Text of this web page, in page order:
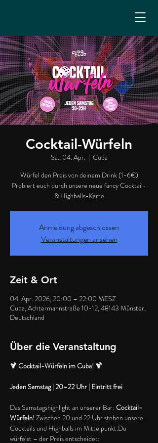
Cocktail-Würfeln
Sa., 04. Apr.
  |
Cuba
Würfel den Preis von deinem Drink (1-6€)
Probiert euch durch unsere neue fancy Cocktail-
& Highballs-Karte
Anmeldung abgeschlossen
Veranstaltungen ansehen
Zeit & Ort
04. Apr. 2026, 20:00 – 22:00 MESZ
Cuba, Achtermannstraße 10-12, 48143 Münster,
Deutschland
Über die Veranstaltung
🍹 Cocktail-Würfeln im Cuba! 🍹
Jeden Samstag | 20–22 Uhr | Eintritt frei
Das Samstagshighlight an unserer Bar: Cocktail-
Würfeln! Zwischen 20 und 22 Uhr stehen unsere
Cocktails und Highballs im Mittelpunkt.Du
würfelst – der Preis entscheidet: